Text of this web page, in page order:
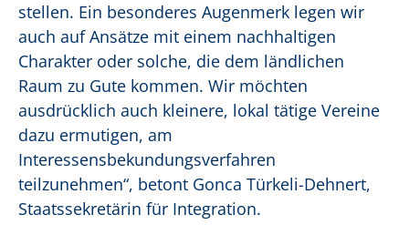
stellen. Ein besonderes Augenmerk legen wir
auch auf Ansätze mit einem nachhaltigen
Charakter oder solche, die dem ländlichen
Raum zu Gute kommen. Wir möchten
ausdrücklich auch kleinere, lokal tätige Vereine
dazu ermutigen, am
Interessensbekundungsverfahren
teilzunehmen“, betont Gonca Türkeli-Dehnert,
Staatssekretärin für Integration.